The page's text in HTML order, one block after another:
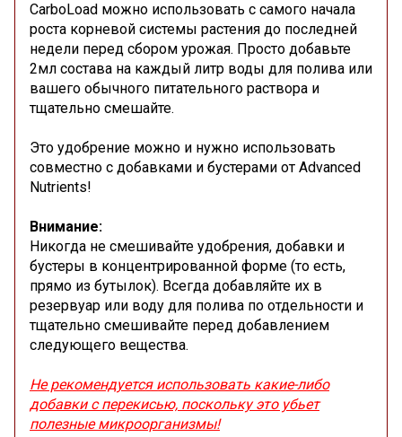
CarboLoad можно использовать с самого начала
роста корневой системы растения до последней
недели перед сбором урожая. Просто добавьте
2мл состава на каждый литр воды для полива или
вашего обычного питательного раствора и
тщательно смешайте.
Это удобрение можно и нужно использовать
совместно с добавками и бустерами от Advanced
Nutrients!
Внимание:
Никогда не смешивайте удобрения, добавки и
бустеры в концентрированной форме (то есть,
прямо из бутылок). Всегда добавляйте их в
резервуар или воду для полива по отдельности и
тщательно смешивайте перед добавлением
следующего вещества.
Не рекомендуется использовать какие-либо
добавки с перекисью, поскольку это убьет
полезные микроорганизмы!